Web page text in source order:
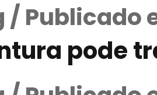
/ Publicado
pode